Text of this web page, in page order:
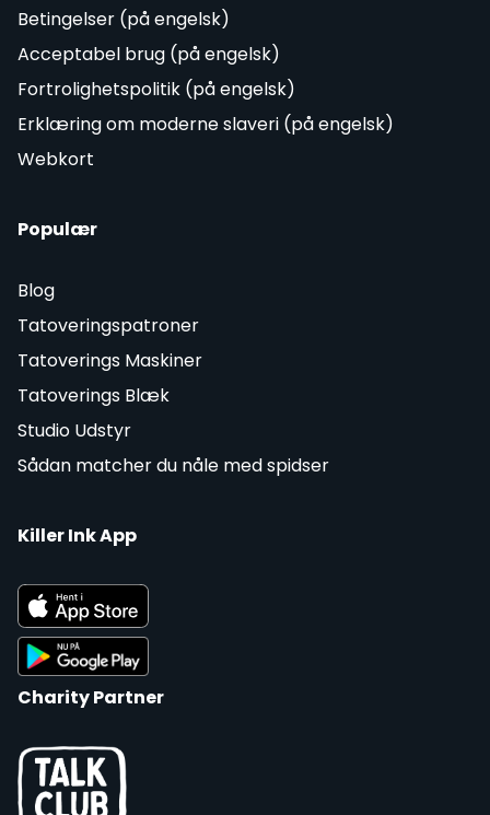
Betingelser (på engelsk)
Acceptabel brug (på engelsk)
Fortrolighetspolitik (på engelsk)
Erklæring om moderne slaveri (på engelsk)
Webkort
Populær
Blog
Tatoveringspatroner
Tatoverings Maskiner
Tatoverings Blæk
Studio Udstyr
Sådan matcher du nåle med spidser
Killer Ink App
Charity Partner